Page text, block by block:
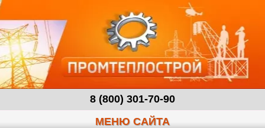
8 (800) 301-70-90
МЕНЮ САЙТА